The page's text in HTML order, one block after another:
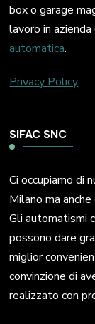
box o garage
lavoro in
automatica.
Privacy Policy
SIFAC SNC
Ci occupiamo di
Milano ma
Gli automatismi
possono dare
miglior
convinzione di
realizzato con